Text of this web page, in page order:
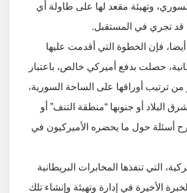
وتهيئة مقعد لها على طاولة أي
قد تجري في المستقبل.
فإن الخطوة التي أقدمت عليها
حصلت بدفع أميركي خالص، باعتبار
ترتيب أوراقها على الساحة السورية،
البلاد أو جنوبها “منطقة التنف” أو
أسئلة حول ما يحضره الأميركيون في
التي تنفذها المخابرات البريطانية
الأخيرة في إدارة وتهيئة وإنشاء تلك